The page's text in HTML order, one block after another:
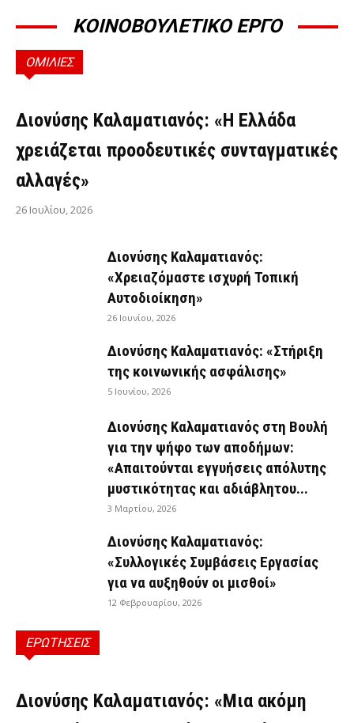
ΚΟΙΝΟΒΟΥΛΕΤΙΚΟ ΕΡΓΟ
ΟΜΙΛΙΕΣ
ΟΜΙΛΊΕΣ
Διονύσης Καλαματιανός: «Η Ελλάδα
χρειάζεται προοδευτικές συνταγματικές
αλλαγές»
26 Ιουλίου, 2026
Διονύσης Καλαματιανός:
«Χρειαζόμαστε ισχυρή Τοπική
Αυτοδιοίκηση»
26 Ιουνίου, 2026
Διονύσης Καλαματιανός: «Στήριξη
της κοινωνικής ασφάλισης»
5 Ιουνίου, 2026
Διονύσης Καλαματιανός στη Βουλή
για την ψήφο των αποδήμων:
«Απαιτούνται εγγυήσεις απόλυτης
μυστικότητας και αδιάβλητου...
3 Μαρτίου, 2026
Διονύσης Καλαματιανός:
«Συλλογικές Συμβάσεις Εργασίας
για να αυξηθούν οι μισθοί»
12 Φεβρουαρίου, 2026
ΕΡΩΤΗΣΕΙΣ
ΕΡΩΤΉΣΕΙΣ
Διονύσης Καλαματιανός: «Μια ακόμη